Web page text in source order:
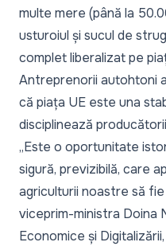
multe mere (până la
usturoiul și sucul de
complet liberalizat pe
Antreprenorii autohtoni
că piața UE este una
disciplinează
„Este o oportunitate
sigură, previzibilă, care
agriculturii noastre să fie
viceprim-ministra Doina
Economice și Digitalizării,